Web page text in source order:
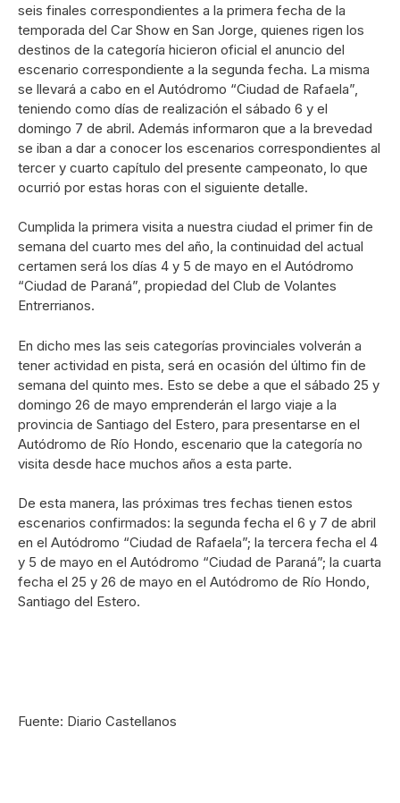
seis finales correspondientes a la primera fecha de la
temporada del Car Show en San Jorge, quienes rigen los
destinos de la categoría hicieron oficial el anuncio del
escenario correspondiente a la segunda fecha. La misma
se llevará a cabo en el Autódromo “Ciudad de Rafaela”,
teniendo como días de realización el sábado 6 y el
domingo 7 de abril. Además informaron que a la brevedad
se iban a dar a conocer los escenarios correspondientes al
tercer y cuarto capítulo del presente campeonato, lo que
ocurrió por estas horas con el siguiente detalle.
Cumplida la primera visita a nuestra ciudad el primer fin de
semana del cuarto mes del año, la continuidad del actual
certamen será los días 4 y 5 de mayo en el Autódromo
“Ciudad de Paraná”, propiedad del Club de Volantes
Entrerrianos.
En dicho mes las seis categorías provinciales volverán a
tener actividad en pista, será en ocasión del último fin de
semana del quinto mes. Esto se debe a que el sábado 25 y
domingo 26 de mayo emprenderán el largo viaje a la
provincia de Santiago del Estero, para presentarse en el
Autódromo de Río Hondo, escenario que la categoría no
visita desde hace muchos años a esta parte.
De esta manera, las próximas tres fechas tienen estos
escenarios confirmados: la segunda fecha el 6 y 7 de abril
en el Autódromo “Ciudad de Rafaela”; la tercera fecha el 4
y 5 de mayo en el Autódromo “Ciudad de Paraná”; la cuarta
fecha el 25 y 26 de mayo en el Autódromo de Río Hondo,
Santiago del Estero.
Fuente: Diario Castellanos